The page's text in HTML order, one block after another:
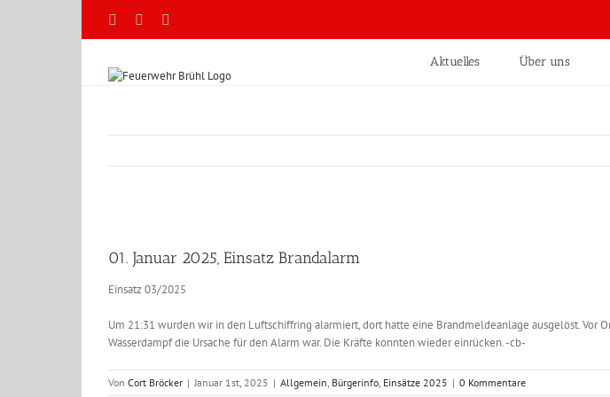
Facebook
Aktuelles Über uns
Bild
01. Januar 2025, Einsatz Brandalarm
Einsatz 03/2025
Um 21:31 wurden wir in den Luftschiffring alarmiert, dort hatte eine Brandmeldeanlage ausgelöst. Vor
Wasserdampf die Ursache für den Alarm war. Die Kräfte konnten wieder einrücken. -cb-
Von Cort Bröcker | Januar 1st, 2025 | Allgemein, Bürgerinfo, Einsätze 2025 | 0 Kommentare